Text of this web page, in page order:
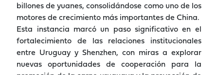
billones de yuanes, consolidándose como uno de los
motores de crecimiento más importantes de China.
Esta instancia marcó un paso significativo en el
fortalecimiento de las relaciones institucionales
entre Uruguay y Shenzhen, con miras a explorar
nuevas oportunidades de cooperación para la